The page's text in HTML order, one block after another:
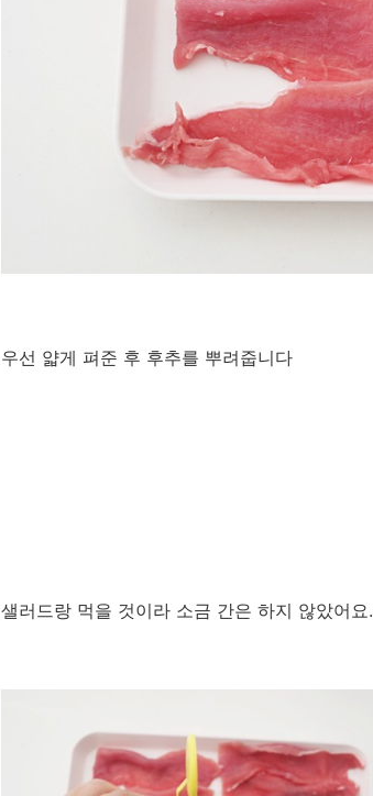
우선 얇게 펴준 후 후추를 뿌려줍니다
샐러드랑 먹을 것이라 소금 간은 하지 않았어요.